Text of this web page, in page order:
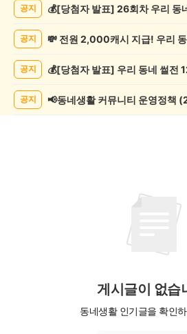
목/
글
공지
공지
공지
공지 📢동네생활 커뮤니티 운영정책
게시글이 없습
동네생활 인기글을 확인